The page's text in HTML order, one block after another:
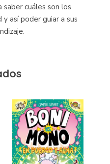
saber cuáles son los
así poder guiar a sus